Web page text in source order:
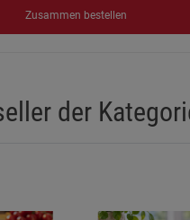
Zusammen bestellen
der